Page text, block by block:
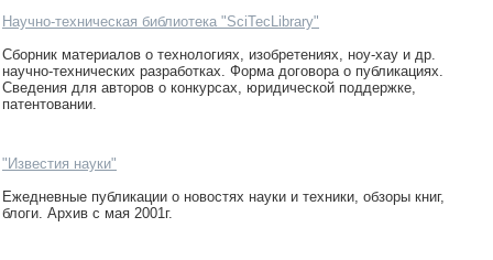
Научно-техническая библиотека "SciTecLibrary"
Сборник материалов о технологиях, изобретениях, ноу-хау и др.
научно-технических разработках. Форма договора о публикациях.
Сведения для авторов о конкурсах, юридической поддержке,
патентовании.
"Известия науки"
Ежедневные публикации о новостях науки и техники, обзоры книг,
блоги. Архив с мая 2001г.